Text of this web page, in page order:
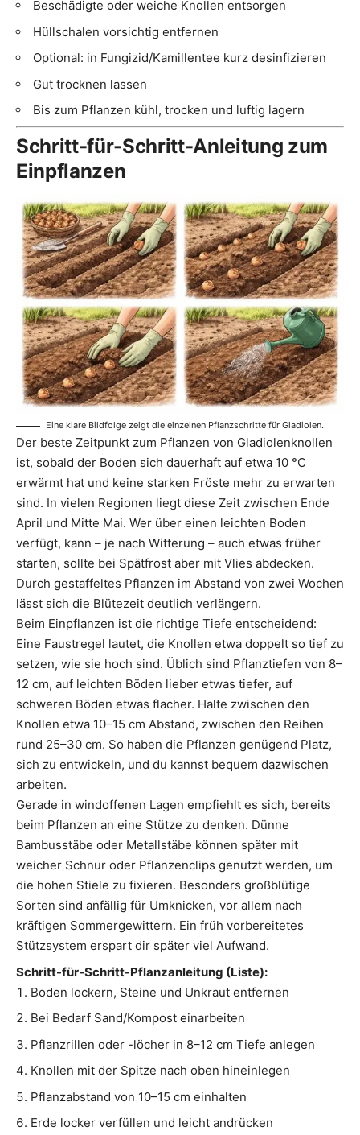
Beschädigte oder weiche Knollen entsorgen
Hüllschalen vorsichtig entfernen
Optional: in Fungizid/Kamillentee kurz desinfizieren
Gut trocknen lassen
Bis zum Pflanzen kühl, trocken und luftig lagern
Schritt-für-Schritt-Anleitung zum
Einpflanzen
Eine klare Bildfolge zeigt die einzelnen Pflanzschritte für Gladiolen.
Der beste Zeitpunkt zum Pflanzen von Gladiolenknollen
ist, sobald der Boden sich dauerhaft auf etwa 10 °C
erwärmt hat und keine starken Fröste mehr zu erwarten
sind. In vielen Regionen liegt diese Zeit zwischen Ende
April und Mitte Mai. Wer über einen leichten Boden
verfügt, kann – je nach Witterung – auch etwas früher
starten, sollte bei Spätfrost aber mit Vlies abdecken.
Durch gestaffeltes Pflanzen im Abstand von zwei Wochen
lässt sich die Blütezeit deutlich verlängern.
Beim Einpflanzen ist die richtige Tiefe entscheidend:
Eine Faustregel lautet, die Knollen etwa doppelt so tief zu
setzen, wie sie hoch sind. Üblich sind Pflanztiefen von 8–
12 cm, auf leichten Böden lieber etwas tiefer, auf
schweren Böden etwas flacher. Halte zwischen den
Knollen etwa 10–15 cm Abstand, zwischen den Reihen
rund 25–30 cm. So haben die Pflanzen genügend Platz,
sich zu entwickeln, und du kannst bequem dazwischen
arbeiten.
Gerade in windoffenen Lagen empfiehlt es sich, bereits
beim Pflanzen an eine Stütze zu denken. Dünne
Bambusstäbe oder Metallstäbe können später mit
weicher Schnur oder Pflanzenclips genutzt werden, um
die hohen Stiele zu fixieren. Besonders großblütige
Sorten sind anfällig für Umknicken, vor allem nach
kräftigen Sommergewittern. Ein früh vorbereitetes
Stützsystem erspart dir später viel Aufwand.
Schritt-für-Schritt-Pflanzanleitung (Liste):
Boden lockern, Steine und Unkraut entfernen
Bei Bedarf Sand/Kompost einarbeiten
Pflanzrillen oder -löcher in 8–12 cm Tiefe anlegen
Knollen mit der Spitze nach oben hineinlegen
Pflanzabstand von 10–15 cm einhalten
Erde locker verfüllen und leicht andrücken